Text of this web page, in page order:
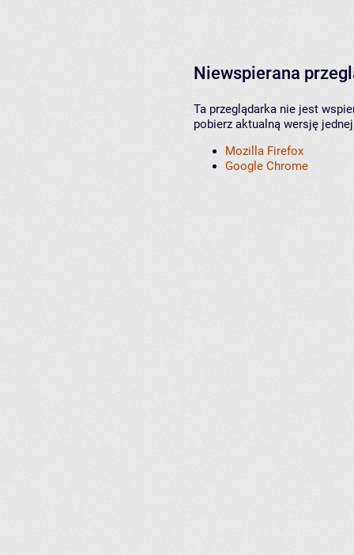
Niewspierana
Ta przeglądarka nie jest
pobierz aktualną wersję
Mozilla Firefox
Google Chrome